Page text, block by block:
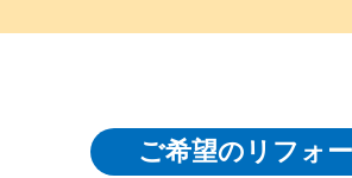
ご希望のリフォ